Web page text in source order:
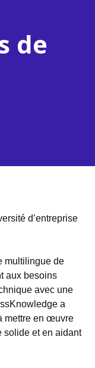
de
d’entreprise
multilingue de
aux besoins
avec une
a
mettre en œuvre
solide et en aidant